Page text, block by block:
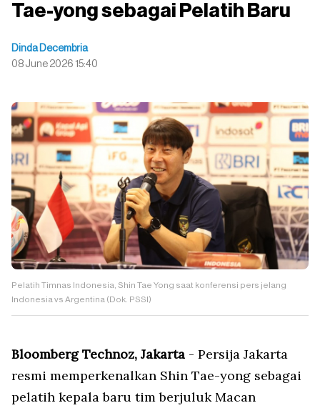
Tae-yong sebagai Pelatih Baru
Dinda Decembria
08 June 2026 15:40
Pelatih Timnas Indonesia, Shin Tae Yong saat konferensi pers jelang
Indonesia vs Argentina (Dok. PSSI)
Bloomberg Technoz, Jakarta - Persija Jakarta
resmi memperkenalkan Shin Tae-yong sebagai
pelatih kepala baru tim berjuluk Macan